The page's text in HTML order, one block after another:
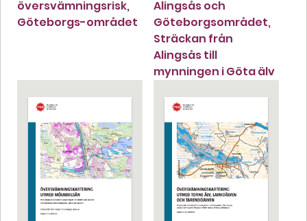
översvämningsrisk,
Göteborgs-området
Alingsås och
Göteborgsområdet,
Sträckan från
Alingsås till
mynningen i Göta älv